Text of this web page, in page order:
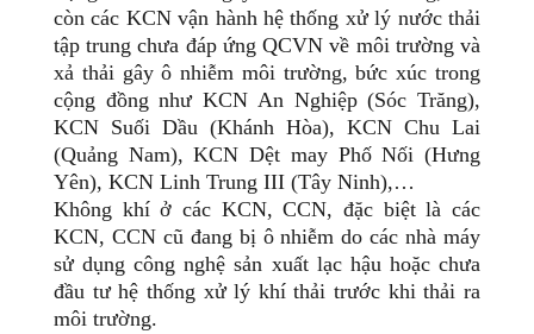
còn các KCN vận hành hệ thống xử lý nước thải
tập trung chưa đáp ứng QCVN về môi trường và
xả thải gây ô nhiễm môi trường, bức xúc trong
cộng đồng như KCN An Nghiệp (Sóc Trăng),
KCN Suối Dầu (Khánh Hòa), KCN Chu Lai
(Quảng Nam), KCN Dệt may Phố Nối (Hưng
Yên), KCN Linh Trung III (Tây Ninh),…
Không khí ở các KCN, CCN, đặc biệt là các
KCN, CCN cũ đang bị ô nhiễm do các nhà máy
sử dụng công nghệ sản xuất lạc hậu hoặc chưa
đầu tư hệ thống xử lý khí thải trước khi thải ra
môi trường.